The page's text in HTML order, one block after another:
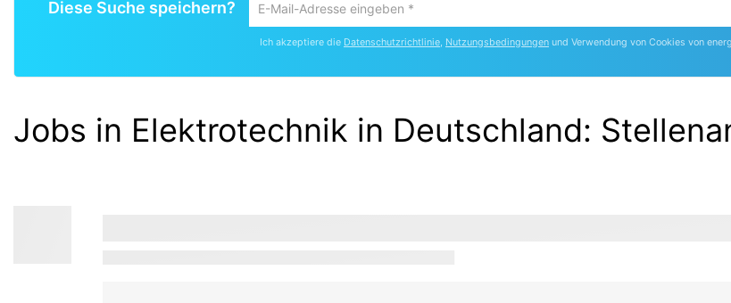
Diese Suche speichern?
Um
die
aktuelle
gib
deine
Ich akzeptiere die Datenschutzrichtlinie, Nutzungsbedingungen und Verwendung von Cookies von
Jobs in Elektrotechnik in Deutschland: